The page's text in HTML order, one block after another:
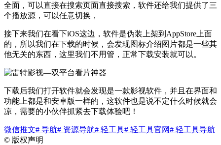
全面，可以直接在搜索页面直接搜索，软件还给我们提供了三
个播放源，可以任意切换，
接下来我们在看下iOS这边，软件是伪装上架到AppStore上面
的，所以我们在下载的时候，会发现图标介绍图片都是一些其
他无关的东西，这里我们不用管，正常下载安装就可以。
下载后我们打开软件就会发现是一款影视软件，并且在界面和
功能上都是和安卓版一样的，这软件也是说不定什么时候就会
凉，需要的小伙伴抓紧去下载体验吧！
微信推文# 导航# 资源导航# 轻工具# 轻工具官网# 轻工具导航
© 版权声明